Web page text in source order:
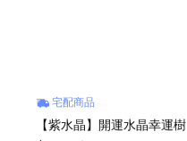
宅配商品
【紫水晶】開運水晶幸運樹